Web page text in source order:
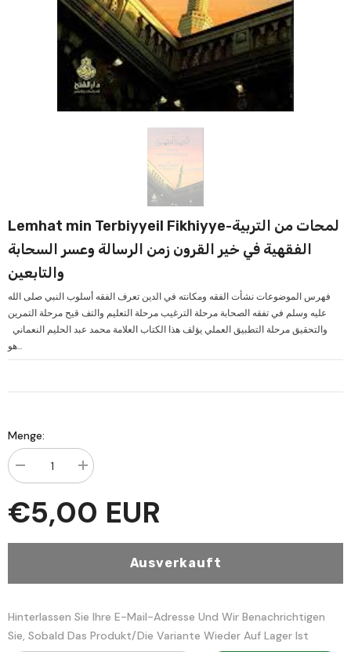
Lemhat min Terbiyyeil Fikhiyye-‏لمحات من التربية
الفقهية في خير القرون زمن الرسالة وعسر السحابة
والتابعين
‏فهرس الموضوعات ‏نشأت الفقه ومكانته في الدين ‏تعرف الفقه ‏أسلوب النبي صلى الله
عليه وسلم في تفقه الصحابة ‏مرحلة الترغيب ‏مرحلة التعليم والتف قيح ‏مرحلة التمرين
والتحقيق ‏مرحلة التطبيق العملي يؤلف هذا الكتاب العلامة محمد عبد الحليم النعماني
‏هو...
Menge:
verringern
Lemhat
min
Terbiyyeil
Fikhiyye-‏
خير
القرون
زمن
Menge
erhöhen
Lemhat
min
Fikhiyye-‏
خير
القرون
زمن
€5,00 EUR
Ausverkauft
Hinterlassen Sie Ihre E-Mail-Adresse Und Wir Benachrichtigen
Sie, Sobald Das Produkt/die Variante Wieder Auf Lager Ist